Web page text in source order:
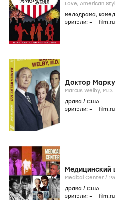
мелодрама,
зрители: –
Доктор
драма / США
зрители: –
Медицинский
Medical Center /
драма / США
зрители: –